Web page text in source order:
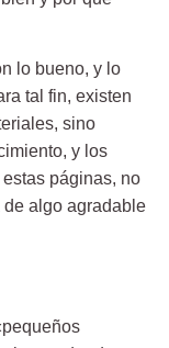
lo bueno, y lo
tal fin, existen
sino
y los
páginas, no
algo agradable